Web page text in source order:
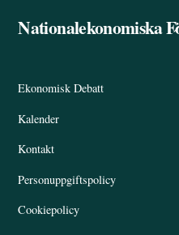
Nationalekonomiska
Ekonomisk Debatt
Kalender
Kontakt
Personuppgiftspolicy
Cookiepolicy